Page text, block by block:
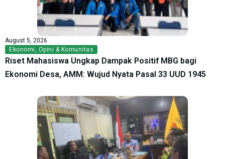
August 5, 2026
Ekonomi
Opini & Komunitas
Riset Mahasiswa Ungkap Dampak Positif MBG bagi
Ekonomi Desa, AMM: Wujud Nyata Pasal 33 UUD 1945